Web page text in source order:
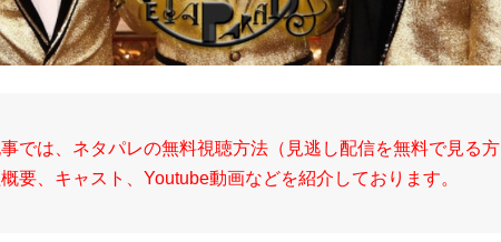
では、ネタパレの無料視聴方法（見逃し配信を無料で見る方
要、キャスト、Youtube動画などを紹介しております。